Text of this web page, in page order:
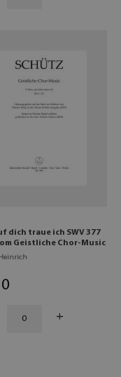
dich traue ich SWV 377
Geistliche Chor-Music